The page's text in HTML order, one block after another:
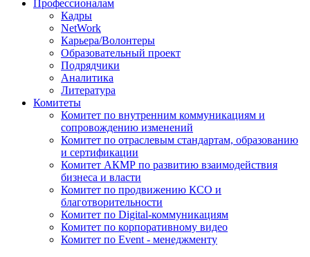
Профессионалам
Кадры
NetWork
Карьера/Волонтеры
Образовательный проект
Подрядчики
Аналитика
Литература
Комитеты
Комитет по внутренним коммуникациям и
сопровождению изменений
Комитет по отраслевым стандартам, образованию
и сертификации
Комитет АКМР по развитию взаимодействия
бизнеса и власти
Комитет по продвижению КСО и
благотворительности
Комитет по Digital-коммуникациям
Комитет по корпоративному видео
Комитет по Event - менеджменту